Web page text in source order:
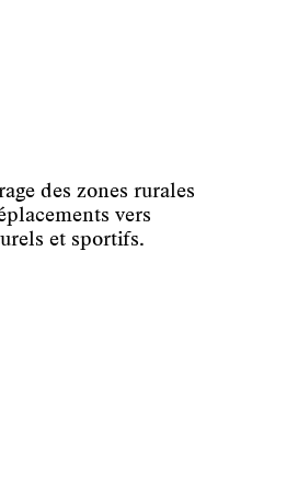
des zones rurales
vers
et sportifs.